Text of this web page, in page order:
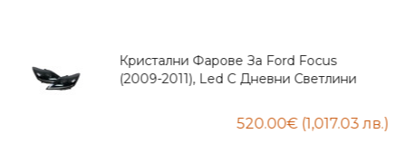
Гумена Стелка За Багажник За
Dolphin Surf (2025+) With One